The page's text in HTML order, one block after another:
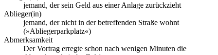
jemand, der sein Geld aus einer Anlage zurückzieht
Ablieger(in)
jemand, der nicht in der betreffenden Straße wohnt
(»Abliegerparkplatz«)
Abmerksamkeit
Der Vortrag erregte schon nach wenigen Minuten die